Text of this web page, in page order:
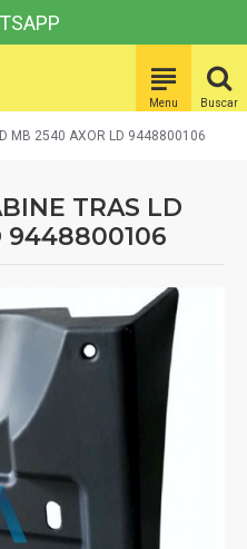
MB 2540 AXOR LD 9448800106
TRAS LD
9448800106